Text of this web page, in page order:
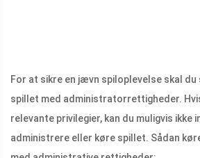
For at sikre en jævn spiloplevelse skal
spillet med administratorrettigheder.
relevante privilegier, kan du muligvis ikke
administrere eller køre spillet. Sådan